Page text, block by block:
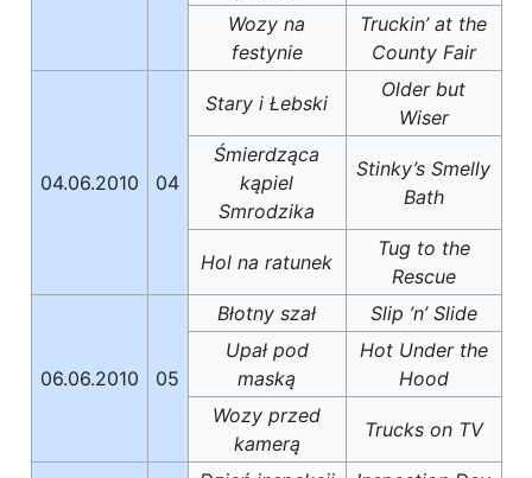
Wozy na
festynie
Truckin’ at the
County Fair
04.06.2010 04
Stary i Łebski
Older but
Wiser
Śmierdząca
kąpiel
Smrodzika
Stinky’s Smelly
Bath
Hol na ratunek
Tug to the
Rescue
06.06.2010 05
Błotny szał
Slip ’n’ Slide
Upał pod
maską
Hot Under the
Hood
Wozy przed
kamerą
Trucks on TV